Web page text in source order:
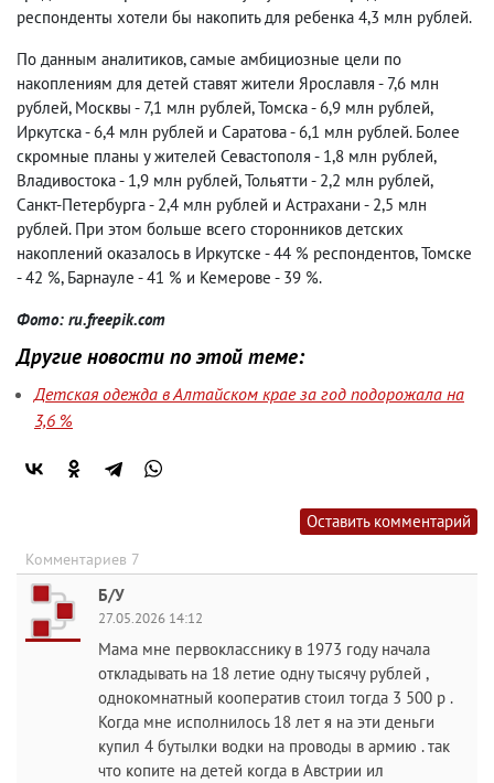
респонденты хотели бы накопить для ребенка 4,3 млн рублей.
По данным аналитиков, самые амбициозные цели по
накоплениям для детей ставят жители Ярославля - 7,6 млн
рублей, Москвы - 7,1 млн рублей, Томска - 6,9 млн рублей,
Иркутска - 6,4 млн рублей и Саратова - 6,1 млн рублей. Более
скромные планы у жителей Севастополя - 1,8 млн рублей,
Владивостока - 1,9 млн рублей, Тольятти - 2,2 млн рублей,
Санкт-Петербурга - 2,4 млн рублей и Астрахани - 2,5 млн
рублей. При этом больше всего сторонников детских
накоплений оказалось в Иркутске - 44 % респондентов, Томске
- 42 %, Барнауле - 41 % и Кемерове - 39 %.
Фото: ru.freepik.com
Другие новости по этой теме:
Детская одежда в Алтайском крае за год подорожала на
3,6 %
Оставить комментарий
Комментариев 7
Б/У
27.05.2026 14:12
Мама мне первокласснику в 1973 году начала
откладывать на 18 летие одну тысячу рублей ,
однокомнатный кооператив стоил тогда 3 500 р .
Когда мне исполнилось 18 лет я на эти деньги
купил 4 бутылки водки на проводы в армию . так
что копите на детей когда в Австрии ил